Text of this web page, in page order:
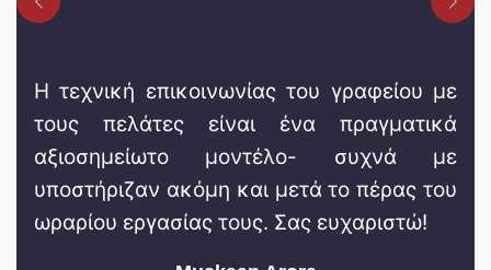
Η τεχνική επικοινωνίας του γραφείου με
τους πελάτες είναι ένα πραγματικά
αξιοσημείωτο μοντέλο- συχνά με
υποστήριζαν ακόμη και μετά το πέρας του
ωραρίου εργασίας τους. Σας ευχαριστώ!
Previous Next